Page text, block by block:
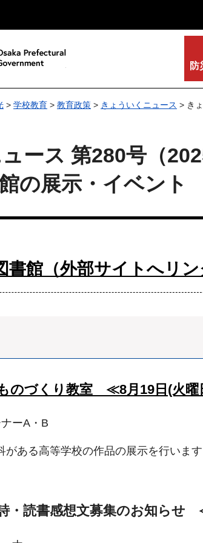
防
> 学校教育 > 教育政策 > きょういくニュース > き
ース 第280号（
の展示・イベント
書館（外部サイトへリン
ものづくり教室 ≪8月19日(火
ーA・B
ある高等学校の作品の展示を行います
詩・読書感想文募集のお知ら